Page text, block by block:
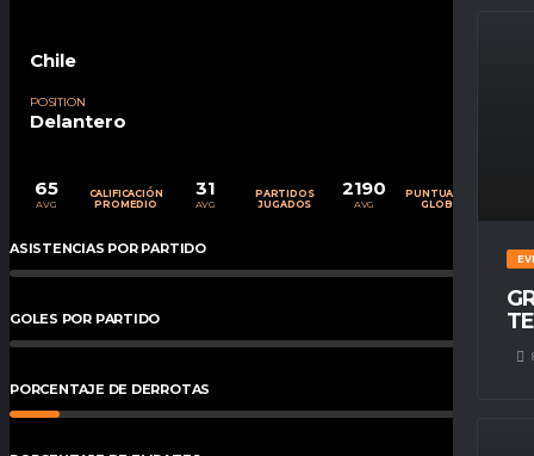
Chile
POSITION
Delantero
65
AVG
CALIFICACIÓN
PROMEDIO
31
AVG
PARTIDOS
JUGADOS
2190
AVG
PUNTUACIÓN
GLOBAL
ASISTENCIAS POR PARTIDO 0%
GOLES POR PARTIDO 0%
PORCENTAJE DE DERROTAS